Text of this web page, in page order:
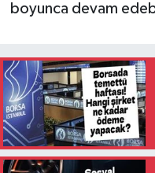
boyunca devam